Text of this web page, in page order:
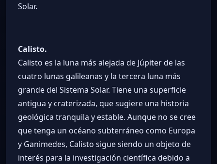
Solar.
Calisto.
Calisto es la luna más alejada de Júpiter de las
cuatro lunas galileanas y la tercera luna más
grande del Sistema Solar. Tiene una superficie
antigua y craterizada, que sugiere una historia
geológica tranquila y estable. Aunque no se cree
que tenga un océano subterráneo como Europa
y Ganimedes, Calisto sigue siendo un objeto de
interés para la investigación científica debido a